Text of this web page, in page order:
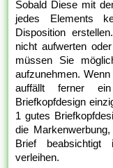
Sobald Diese mit
jedes Elements
Disposition
nicht aufwerten
müssen Sie
aufzunehmen.
auffällt ferner
Briefkopfdesign
1 gutes
die
Brief
verleihen.